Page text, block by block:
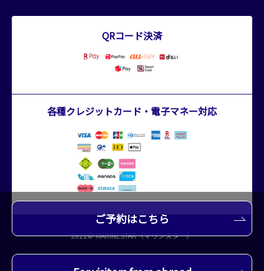
QRコード決済
各種クレジットカード・電子マネー対応
2021© MARINESTAR（マリンスター）
ご予約はこちら